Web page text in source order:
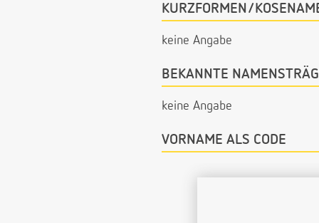
KURZFORMEN/
keine Angabe
BEKANNTE
keine Angabe
VORNAME ALS CODE